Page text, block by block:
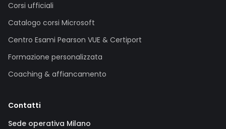
Corsi ufficiali
Catalogo corsi Microsoft
Centro Esami Pearson VUE & Certiport
Formazione personalizzata
Coaching & affiancamento
Contatti
Sede operativa Milano